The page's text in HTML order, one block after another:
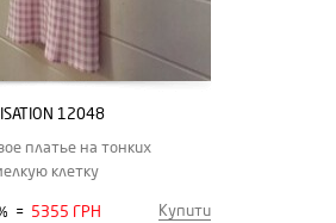
12048
платье на тонких
клетку
= 5355 ГРН Купити